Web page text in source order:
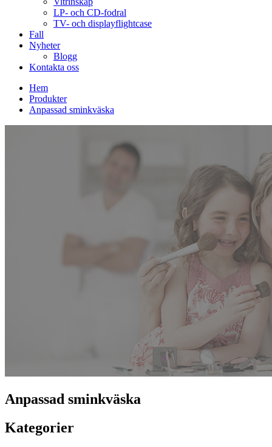
LP- och CD-fodral
TV- och displayflightcase
Fall
Nyheter
Blogg
Kontakta oss
Hem
Produkter
Anpassad sminkväska
Anpassad sminkväska
Kategorier